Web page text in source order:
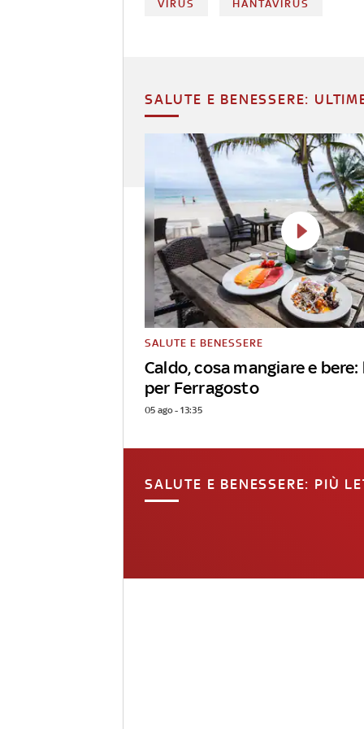
VIRUS HANTAVIRUS
SALUTE E BENESSERE:
Caldo, cosa mangiare e bere:
per Ferragosto
SALUTE E BENESSERE
05 ago - 13:35
SALUTE E BENESSERE: PIÙ